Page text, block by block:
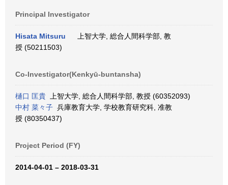
Principal Investigator
Hisata Mitsuru
上智大学, 総合人間科学部, 教
授 (50211503)
Co-Investigator(Kenkyū-buntansha)
樋口 匡貴 上智大学, 総合人間科学部, 教授 (60352093)
中村 菜々子 兵庫教育大学, 学校教育研究科, 准教
授 (80350437)
Project Period (FY)
2014-04-01 – 2018-03-31